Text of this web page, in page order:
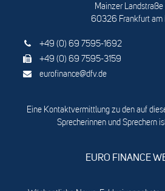
Mainzer Landstraße
60326 Frankfurt am
+49 (0) 69 7595-1692
+49 (0) 69 7595-3159
eurofinance@dfv.de
Eine Kontaktvermittlung zu den auf
Sprecherinnen und Sprechern
EURO FINANCE